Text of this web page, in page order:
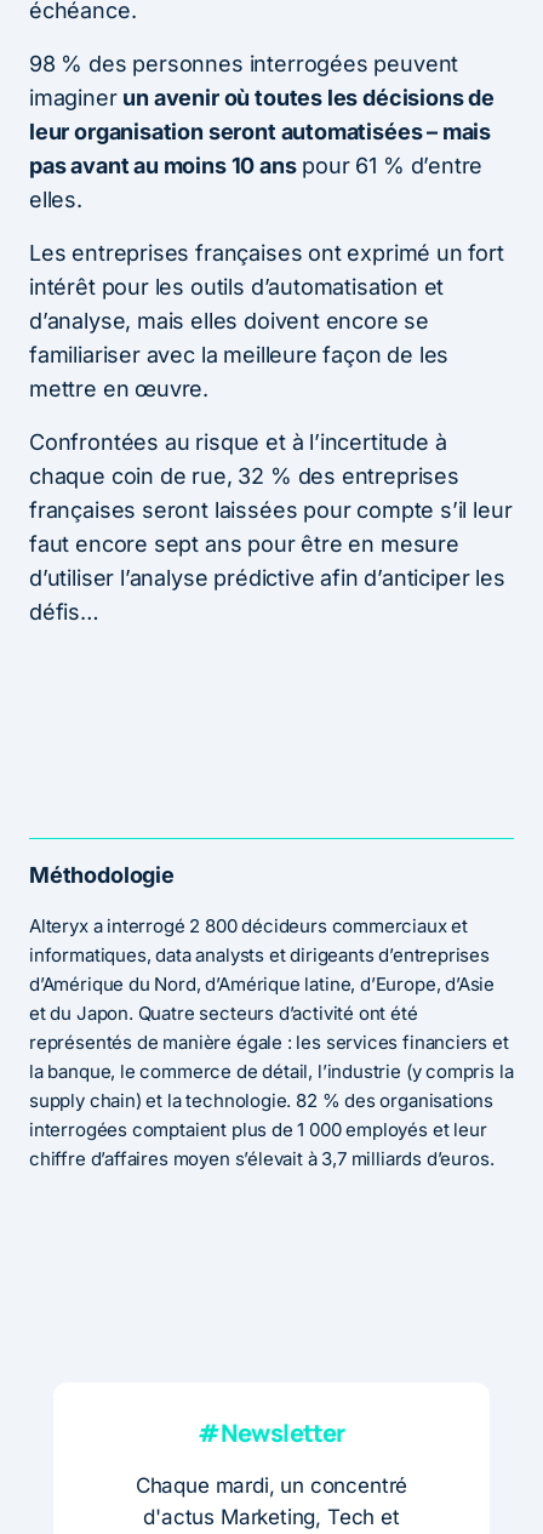
échéance.
98 % des personnes interrogées peuvent
imaginer un avenir où toutes les décisions de
leur organisation seront automatisées – mais
pas avant au moins 10 anspour 61 % d’entre
elles.
Les entreprises françaises ont exprimé un fort
intérêt pour les outils d’automatisation et
d’analyse, mais elles doivent encore se
familiariser avec la meilleure façon de les
mettre en œuvre.
Confrontées au risque et à l’incertitude à
chaque coin de rue, 32 % des entreprises
françaises seront laissées pour compte s’il leur
faut encore sept ans pour être en mesure
d’utiliser l’analyse prédictive afin d’anticiper les
défis…
Méthodologie
Alteryx a interrogé 2 800 décideurs commerciaux et
informatiques, data analysts et dirigeants d’entreprises
d’Amérique du Nord, d’Amérique latine, d’Europe, d’Asie
et du Japon. Quatre secteurs d’activité ont été
représentés de manière égale : les services financiers et
la banque, le commerce de détail, l’industrie (y compris la
supply chain) et la technologie. 82 % des organisations
interrogées comptaient plus de 1 000 employés et leur
chiffre d’affaires moyen s’élevait à 3,7 milliards d’euros.
#Newsletter
Chaque mardi, un concentré
d'actus Marketing, Tech et